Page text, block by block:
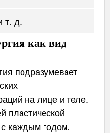
т. д.
как вид
подразумевает
на лице и теле.
пластической
с каждым годом.